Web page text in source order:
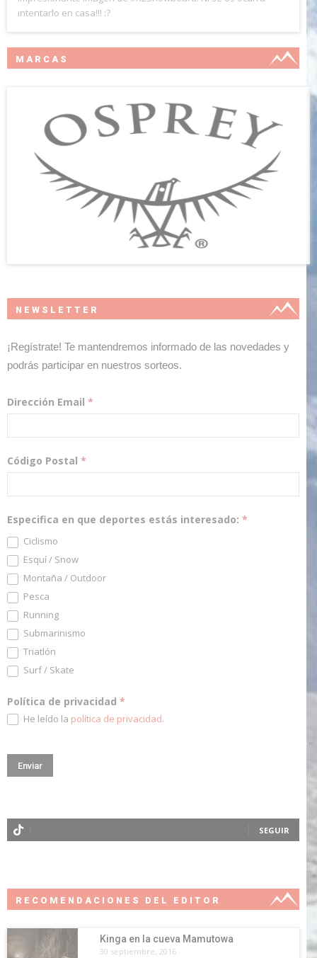
intentarlo en casa!!! :?
MARCAS
NEWSLETTER
¡Regístrate! Te mantendremos informado de las novedades y
podrás participar en nuestros sorteos.
Dirección Email *
Código Postal *
Especifica en que deportes estás interesado: *
Ciclismo
Esquí / Snow
Montaña / Outdoor
Pesca
Running
Submarinismo
Triatlón
Surf / Skate
Política de privacidad *
He leído la política de privacidad.
SEGUIR
RECOMENDACIONES DEL EDITOR
Kinga en la cueva Mamutowa
30 septiembre, 2016